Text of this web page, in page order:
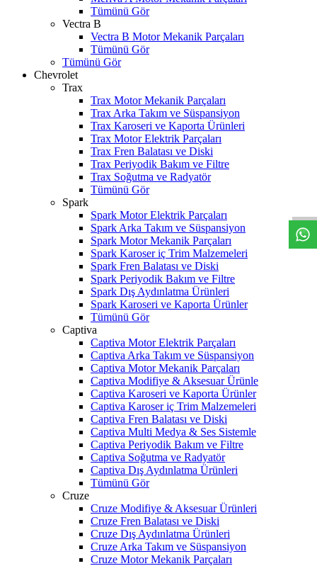
Tümünü Gör
Vectra B
Vectra B Motor Mekanik Parçaları
Tümünü Gör
Tümünü Gör
Chevrolet
Trax
Trax Motor Mekanik Parçaları
Trax Arka Takım ve Süspansiyon
Trax Karoseri ve Kaporta Ürünleri
Trax Motor Elektrik Parçaları
Trax Fren Balatası ve Diski
Trax Periyodik Bakım ve Filtre
Trax Soğutma ve Radyatör
Tümünü Gör
Spark
Spark Motor Elektrik Parçaları
Spark Arka Takım ve Süspansiyon
Spark Motor Mekanik Parçaları
Spark Karoser iç Trim Malzemeleri
Spark Fren Balatası ve Diski
Spark Periyodik Bakım ve Filtre
Spark Dış Aydınlatma Ürünleri
Spark Karoseri ve Kaporta Ürünler
Tümünü Gör
Captiva
Captiva Motor Elektrik Parçaları
Captiva Arka Takım ve Süspansiyon
Captiva Motor Mekanik Parçaları
Captiva Modifiye & Aksesuar Ürünle
Captiva Karoseri ve Kaporta Ürünler
Captiva Karoser iç Trim Malzemeleri
Captiva Fren Balatası ve Diski
Captiva Multi Medya & Ses Sistemle
Captiva Periyodik Bakım ve Filtre
Captiva Soğutma ve Radyatör
Captiva Dış Aydınlatma Ürünleri
Tümünü Gör
Cruze
Cruze Modifiye & Aksesuar Ürünleri
Cruze Fren Balatası ve Diski
Cruze Dış Aydınlatma Ürünleri
Cruze Arka Takım ve Süspansiyon
Cruze Motor Mekanik Parçaları